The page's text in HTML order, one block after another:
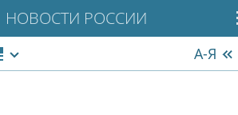
НОВОСТИ РОССИИ
А-Я